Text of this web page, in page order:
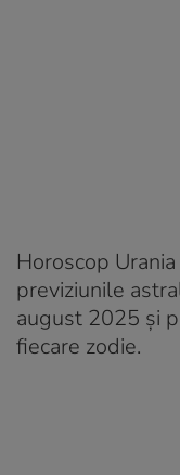
Horoscop
previziunile
august 2025 și
fiecare zodie.